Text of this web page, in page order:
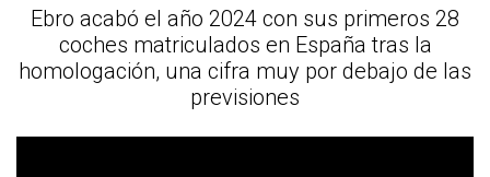
Ebro acabó el año 2024 con sus primeros 28
coches matriculados en España tras la
homologación, una cifra muy por debajo de las
previsiones